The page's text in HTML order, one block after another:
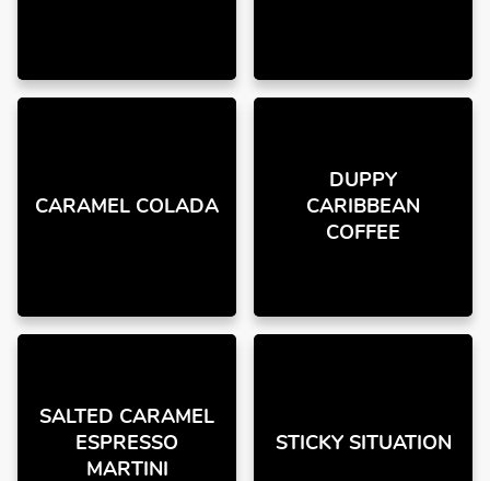
CARAMEL COLADA
DUPPY
CARIBBEAN
COFFEE
SALTED CARAMEL
ESPRESSO
MARTINI
STICKY SITUATION